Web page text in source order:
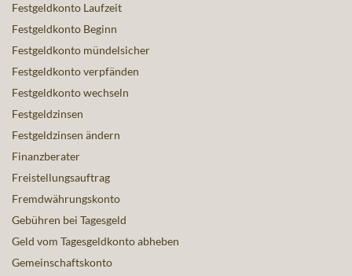
Festgeldkonto Laufzeit
Festgeldkonto Beginn
Festgeldkonto mündelsicher
Festgeldkonto verpfänden
Festgeldkonto wechseln
Festgeldzinsen
Festgeldzinsen ändern
Finanzberater
Freistellungsauftrag
Fremdwährungskonto
Gebühren bei Tagesgeld
Geld vom Tagesgeldkonto abheben
Gemeinschaftskonto